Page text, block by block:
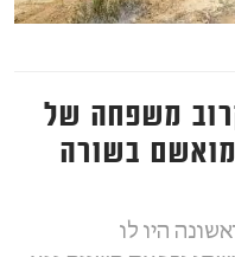
משפחה של
בשורה
היו לו